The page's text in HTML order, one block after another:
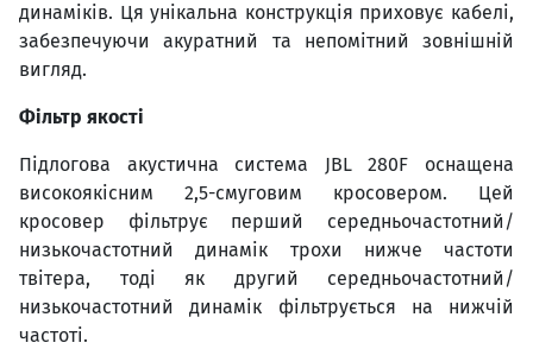
динаміків. Ця унікальна конструкція приховує кабелі,
забезпечуючи акуратний та непомітний зовнішній
вигляд.
Фільтр якості
Підлогова акустична система JBL 280F оснащена
високоякісним 2,5-смуговим кросовером. Цей
кросовер фільтрує перший середньочастотний/
низькочастотний динамік трохи нижче частоти
твітера, тоді як другий середньочастотний/
низькочастотний динамік фільтрується на нижчій
частоті.